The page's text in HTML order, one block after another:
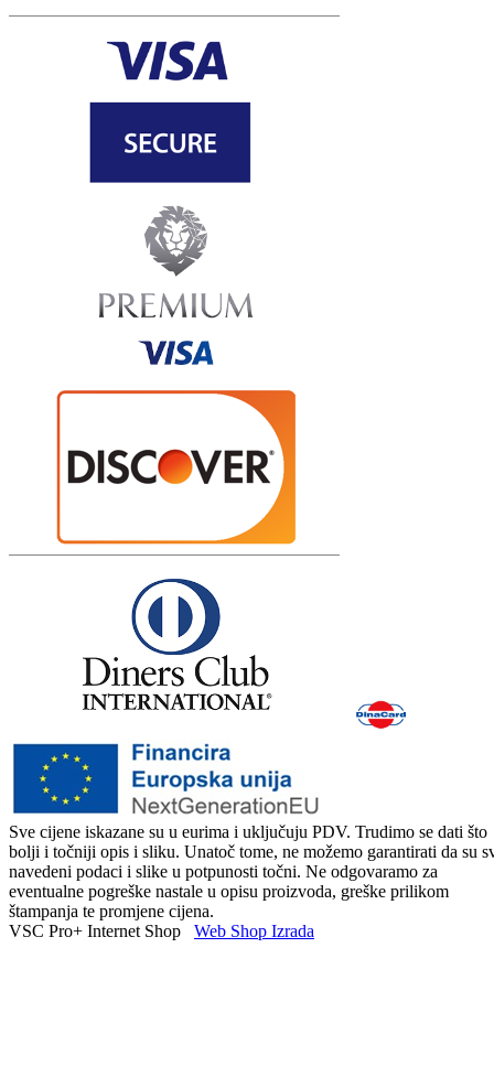
Sve cijene iskazane su u eurima i uključuju PDV. Trudimo se dati što
bolji i točniji opis i sliku. Unatoč tome, ne možemo garantirati da su
navedeni podaci i slike u potpunosti točni. Ne odgovaramo za
eventualne pogreške nastale u opisu proizvoda, greške prilikom
štampanja te promjene cijena.
VSC Pro+ Internet Shop Web Shop Izrada